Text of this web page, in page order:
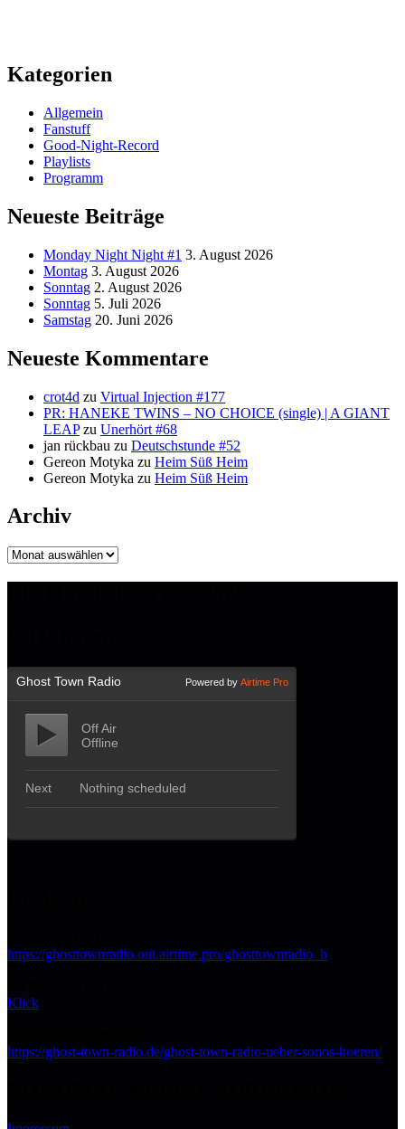
Kategorien
Allgemein
Fanstuff
Good-Night-Record
Playlists
Programm
Neueste Beiträge
Monday Night Night #1 3. August 2026
Montag 3. August 2026
Sonntag 2. August 2026
Sonntag 5. Juli 2026
Samstag 20. Juni 2026
Neueste Kommentare
crot4d zu Virtual Injection #177
PR: HANEKE TWINS – NO CHOICE (single) | A GIANT
LEAPzu Unerhört #68
jan rückbau zu Deutschstunde #52
Gereon Motyka zu Heim Süß Heim
Gereon Motyka zu Heim Süß Heim
Archiv
Archiv
https://ghosttownradio.out.airtime.pro/ghosttownradio_b
Klick
https://ghost-town-radio.de/ghost-town-radio-ueber-sonos-hoeren/